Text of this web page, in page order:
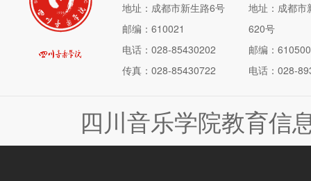
地址：成都市新生路6号
邮编：610021
电话：028-85430202
传真：028-85430722
地址：成都市
620号
邮编：610500
电话：028-
四川音乐学院教育